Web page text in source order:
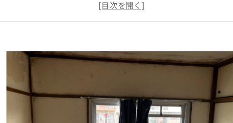
自力でできるカビ除去と対策方法
プロによるカビ除去のメリット：カビバスターズ福岡の